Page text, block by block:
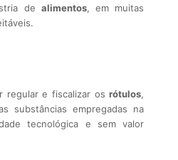
de alimentos, em muitas
regular e fiscalizar osrótulos,
substâncias empregadas na
tecnológica e sem valor